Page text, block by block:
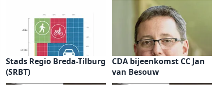
Stads Regio Breda-Tilburg
(SRBT)
CDA bijeenkomst CC Jan
van Besouw